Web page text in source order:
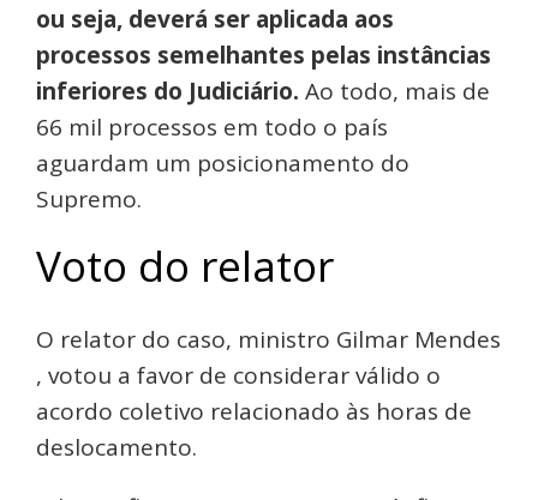
ou seja, deverá ser aplicada aos
processos semelhantes pelas instâncias
inferiores do Judiciário. Ao todo, mais de
66 mil processos em todo o país
aguardam um posicionamento do
Supremo.
Voto do relator
O relator do caso, ministro Gilmar Mendes
, votou a favor de considerar válido o
acordo coletivo relacionado às horas de
deslocamento.